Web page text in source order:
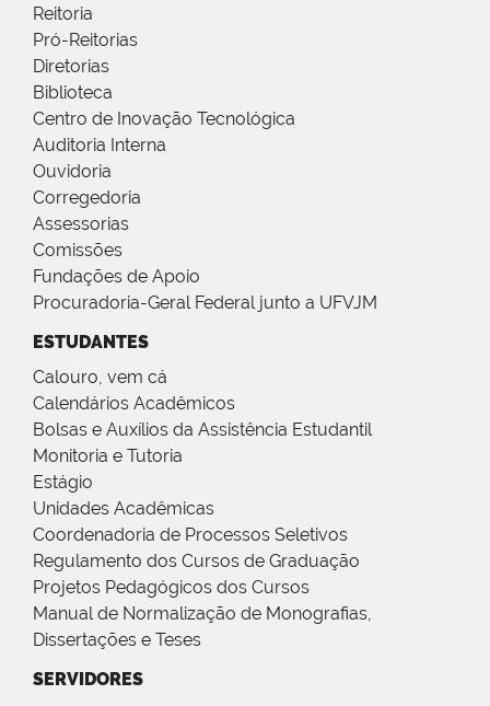
Reitoria
Pró-Reitorias
Diretorias
Biblioteca
Centro de Inovação Tecnológica
Auditoria Interna
Ouvidoria
Corregedoria
Assessorias
Comissões
Fundações de Apoio
Procuradoria-Geral Federal junto a UFVJM
ESTUDANTES
Calouro, vem cá
Calendários Acadêmicos
Bolsas e Auxílios da Assistência Estudantil
Monitoria e Tutoria
Estágio
Unidades Acadêmicas
Coordenadoria de Processos Seletivos
Regulamento dos Cursos de Graduação
Projetos Pedagógicos dos Cursos
Manual de Normalização de Monografias,
Dissertações e Teses
SERVIDORES